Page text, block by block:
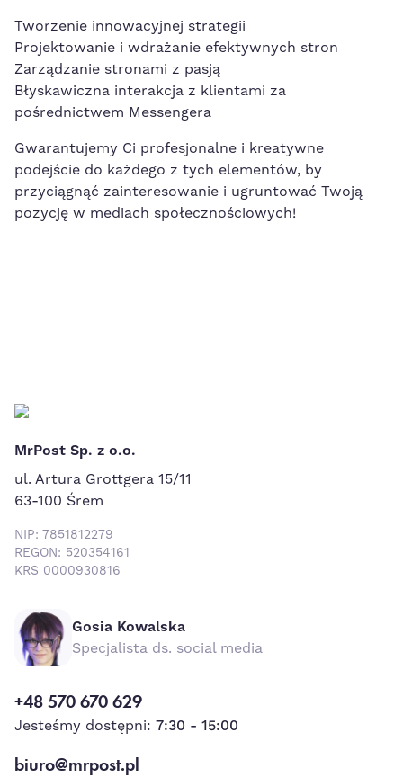
Tworzenie innowacyjnej strategii
Projektowanie i wdrażanie efektywnych stron
Zarządzanie stronami z pasją
Błyskawiczna interakcja z klientami za
pośrednictwem Messengera
Gwarantujemy Ci profesjonalne i kreatywne
podejście do każdego z tych elementów, by
przyciągnąć zainteresowanie i ugruntować Twoją
pozycję w mediach społecznościowych!
MrPost Sp. z o.o.
ul. Artura Grottgera 15/11
63-100 Śrem
NIP: 7851812279
REGON: 520354161
KRS 0000930816
Gosia Kowalska
Specjalista ds. social media
+48 570 670 629
Jesteśmy dostępni: 7:30 - 15:00
biuro@mrpost.pl